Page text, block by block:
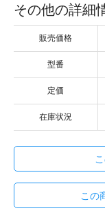
その他の詳細
販売価格
型番
定価
在庫状況
この